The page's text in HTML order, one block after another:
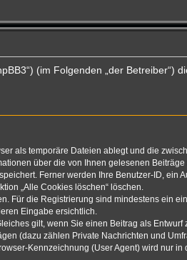
(im Folgenden „der Betreiber“)
als temporäre Dateien ablegt und die
über die von Ihnen gelesenen
Ferner werden Ihre Benutzer-ID, ein
„Alle Cookies löschen“ löschen.
Für die Registrierung sind mindestens ein
Eingabe ersichtlich.
gilt, wenn Sie einen Beitrag als
(dazu zählen Private Nachrichten und
Kennzeichnung (User Agent) wird nur in